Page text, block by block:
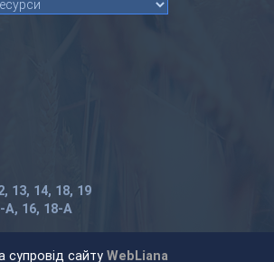
13, 14, 18, 19
16, 18-А
супровід сайту WebLiana